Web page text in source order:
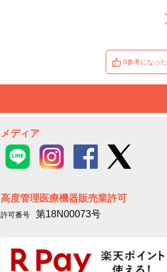
0参考になった
メディア
高度管理医療機器販売業許可
許可番号 第18N00073号